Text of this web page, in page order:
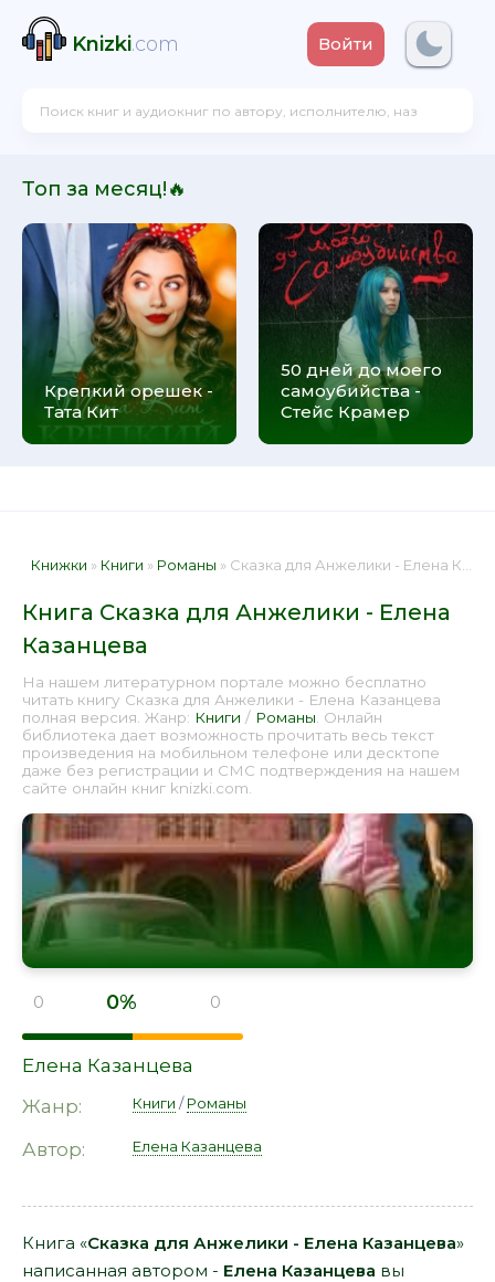
Knizki.com Войти
Топ за месяц!🔥
Крепкий орешек -
Тата Кит
50 дней до моего
самоубийства -
Стейс Крамер
Книжки » Книги » Романы » Сказка для Анжелики - Елена Казанцева 📕 - Книга онлайн бесплатно
Книга Сказка для Анжелики - Елена
Казанцева
На нашем литературном портале можно бесплатно
читать книгу Сказка для Анжелики - Елена Казанцева
полная версия. Жанр: Книги / Романы . Онлайн
библиотека дает возможность прочитать весь текст
произведения на мобильном телефоне или десктопе
даже без регистрации и СМС подтверждения на нашем
сайте онлайн книг knizki.com.
0 0% 0
Елена Казанцева
Жанр:
Книги /Романы
Автор: Елена Казанцева
Книга «Сказка для Анжелики - Елена Казанцева»
написанная автором - Елена Казанцева вы